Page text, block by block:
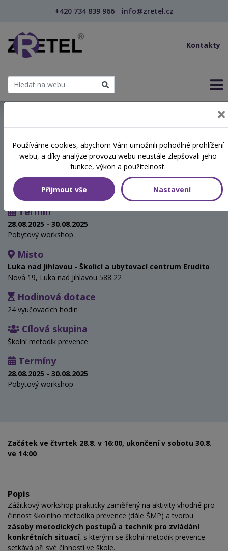
+420 734 839 966 info@zretel.cz
Kontakty
šablony
Praktika školního metodika
prevence
Termín
28.08.2025 - 30.08.2025
Pobytový workshop
Místo
Luka nad Jihlavou - Školicí a ubytovací centrum Erudito
Nová 19, Luka nad Jihlavou 588 22
Hodinová dotace
24 vyučovacích hodin
Cílová skupina
Školní metodik prevence
Termíny
28.08.2025 - 30.08.2025
Pobytový workshop
Začátek ve čtvrtek 28.8. v 16:00, ukončení v sobotu 30.8.
ve 14:00
Popis
Zážitkový workshop prakticky zaměřený na aktivity vhodné pro
činnost školního metodika prevence (dále ŠMP) a tvorbu
zásoby metodických postupů a technik pro zvládání
konkrétních situací, s kterými se školní metodik prevence
setkává při své činnosti ve škole.
Používáme cookies, abychom Vám umožnili pohodlné prohlížení
webu, a díky analýze provozu webu neustále zlepšovali jeho
funkce, výkon a použitelnost.
Přijmout vše Nastavení